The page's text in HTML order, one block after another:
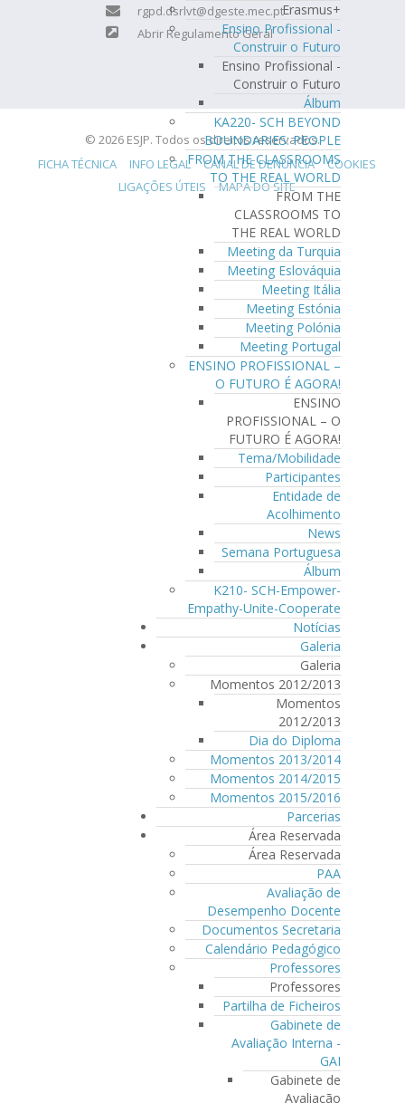
Erasmus+
Ensino Profissional -
Construir o Futuro
Ensino Profissional -
Construir o Futuro
Álbum
KA220- SCH BEYOND
BOUNDARIES: PEOPLE
FROM THE CLASSROOMS
TO THE REAL WORLD
FROM THE
CLASSROOMS TO
THE REAL WORLD
Meeting da Turquia
Meeting Eslováquia
Meeting Itália
Meeting Estónia
Meeting Polónia
Meeting Portugal
ENSINO PROFISSIONAL –
O FUTURO É AGORA!
ENSINO
PROFISSIONAL – O
FUTURO É AGORA!
Tema/Mobilidade
Participantes
Entidade de
Acolhimento
News
Semana Portuguesa
Álbum
K210- SCH-Empower-
Empathy-Unite-Cooperate
Notícias
Galeria
Galeria
Momentos 2012/2013
Momentos
2012/2013
Dia do Diploma
Momentos 2013/2014
Momentos 2014/2015
Momentos 2015/2016
Parcerias
Área Reservada
Área Reservada
PAA
Avaliação de
Desempenho Docente
Documentos Secretaria
Calendário Pedagógico
Professores
Professores
Partilha de Ficheiros
Gabinete de
Avaliação Interna -
GAI
Gabinete de
Avaliação
rgpd.dsrlvt@dgeste.mec.pt
Abrir Regulamento Geral
© 2026 ESJP. Todos os direitos reservados.
FICHA TÉCNICA
INFO LEGAL CANAL DE DENÚNCIA
COOKIES
LIGAÇÕES ÚTEIS
MAPA DO SITE